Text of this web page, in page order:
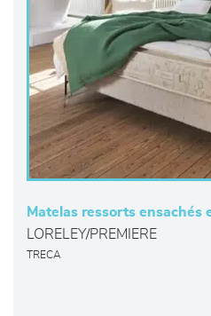
Matelas ressorts ensachés
LORELEY/PREMIERE
TRECA